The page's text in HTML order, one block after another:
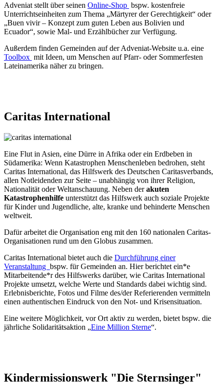
Adveniat stellt über seinen Online-Shop bspw. kostenfreie
Unterrichtseinheiten zum Thema „Märtyrer der Gerechtigkeit“ oder
„Buen vivir – Konzept zum guten Leben aus Bolivien und
Ecuador“, sowie Mal- und Erzählbücher zur Verfügung.
Außerdem finden Gemeinden auf der Adveniat-Website u.a. eine
Toolbox mit Ideen, um Menschen auf Pfarr- oder Sommerfesten
Lateinamerika näher zu bringen.
Caritas International
Eine Flut in Asien, eine Dürre in Afrika oder ein Erdbeben in
Südamerika: Wenn Katastrophen Menschenleben bedrohen, steht
Caritas International, das Hilfswerk des Deutschen Caritasverbands,
allen Notleidenden zur Seite – unabhängig von ihrer Religion,
Nationalität oder Weltanschauung. Neben derakuten
Katastrophenhilfe unterstützt das Hilfswerk auch soziale Projekte
für Kinder und Jugendliche, alte, kranke und behinderte Menschen
weltweit.
Dafür arbeitet die Organisation eng mit den 160 nationalen Caritas-
Organisationen rund um den Globus zusammen.
Caritas International bietet auch die Durchführung einer
Veranstaltung bspw. für Gemeinden an. Hier berichtet ein*e
Mitarbeitende*r des Hilfswerks darüber, wie Caritas International
Projekte umsetzt, welche Werte und Standards dabei wichtig sind.
Erlebnisberichte, Fotos und Filme des/der Referierenden vermitteln
einen authentischen Eindruck von den Not- und Krisensituation.
Eine weitere Möglichkeit, vor Ort aktiv zu werden, bietet bspw. die
jährliche Solidaritätsaktion „Eine Million Sterne“.
Kindermissionswerk "Die Sternsinger"